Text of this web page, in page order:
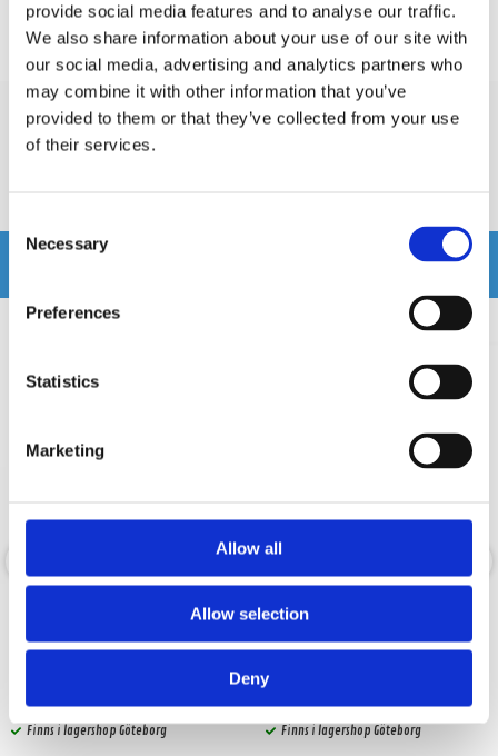
provide social media features and to analyse our traffic.
We also share information about your use of our site with
our social media, advertising and analytics partners who
may combine it with other information that you’ve
provided to them or that they’ve collected from your use
of their services.
Selection
Necessary
Preferences
Statistics
Marketing
Allow all
Allow selection
Deny
Prishistorik
Lägsta pris de senaste 30 dagarna är 1495 kr
Snabblager 1-3 dagar
Finns i lagershop Göteborg
Reiss RS-M8VBPRO
Snabblager 1-3 dagar
Finns i lagershop Göteborg